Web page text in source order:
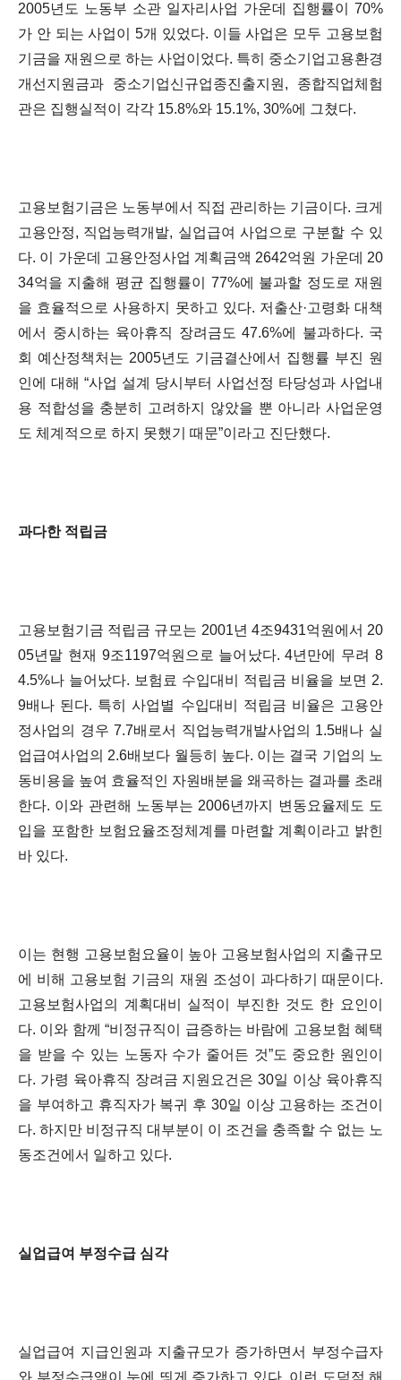
2005년도 노동부 소관 일자리사업 가운데 집행률이 70%
가 안 되는 사업이 5개 있었다. 이들 사업은 모두 고용보험
기금을 재원으로 하는 사업이었다. 특히 중소기업고용환경
개선지원금과 중소기업신규업종진출지원, 종합직업체험
관은 집행실적이 각각 15.8%와 15.1%, 30%에 그쳤다.
고용보험기금은 노동부에서 직접 관리하는 기금이다. 크게
고용안정, 직업능력개발, 실업급여 사업으로 구분할 수 있
다. 이 가운데 고용안정사업 계획금액 2642억원 가운데 20
34억을 지출해 평균 집행률이 77%에 불과할 정도로 재원
을 효율적으로 사용하지 못하고 있다. 저출산·고령화 대책
에서 중시하는 육아휴직 장려금도 47.6%에 불과하다. 국
회 예산정책처는 2005년도 기금결산에서 집행률 부진 원
인에 대해 “사업 설계 당시부터 사업선정 타당성과 사업내
용 적합성을 충분히 고려하지 않았을 뿐 아니라 사업운영
도 체계적으로 하지 못했기 때문”이라고 진단했다.
과다한 적립금
고용보험기금 적립금 규모는 2001년 4조9431억원에서 20
05년말 현재 9조1197억원으로 늘어났다. 4년만에 무려 8
4.5%나 늘어났다. 보험료 수입대비 적립금 비율을 보면 2.
9배나 된다. 특히 사업별 수입대비 적립금 비율은 고용안
정사업의 경우 7.7배로서 직업능력개발사업의 1.5배나 실
업급여사업의 2.6배보다 월등히 높다. 이는 결국 기업의 노
동비용을 높여 효율적인 자원배분을 왜곡하는 결과를 초래
한다. 이와 관련해 노동부는 2006년까지 변동요율제도 도
입을 포함한 보험요율조정체계를 마련할 계획이라고 밝힌
바 있다.
이는 현행 고용보험요율이 높아 고용보험사업의 지출규모
에 비해 고용보험 기금의 재원 조성이 과다하기 때문이다.
고용보험사업의 계획대비 실적이 부진한 것도 한 요인이
다. 이와 함께 “비정규직이 급증하는 바람에 고용보험 혜택
을 받을 수 있는 노동자 수가 줄어든 것”도 중요한 원인이
다. 가령 육아휴직 장려금 지원요건은 30일 이상 육아휴직
을 부여하고 휴직자가 복귀 후 30일 이상 고용하는 조건이
다. 하지만 비정규직 대부분이 이 조건을 충족할 수 없는 노
동조건에서 일하고 있다.
실업급여 부정수급 심각
실업급여 지급인원과 지출규모가 증가하면서 부정수급자
와 부정수급액이 눈에 띄게 증가하고 있다. 이런 도덕적 해